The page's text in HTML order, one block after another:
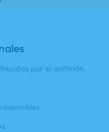
por el anfitrión.
disponibles